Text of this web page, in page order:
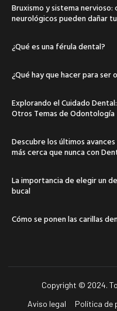
Bruxismo y sistema
neurológicos pueden dañar
¿Qué es una férula dental?
¿Qué hay que hacer para ser
Explorando el Cuidado
Otros Temas de Odontología
Descubre los últimos
más cerca que nunca con
La importancia de elegir un
bucal
Cómo se ponen las carillas
Copyright © 2024.
Aviso legal
Política de